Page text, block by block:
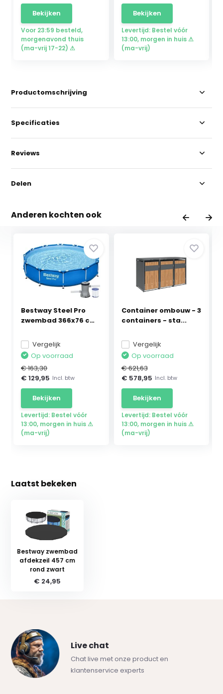
Bekijken
Voor 23:59 besteld,
morgenavond thuis
(ma-vrij 17-22) ⚠
Bekijken
Levertijd: Bestel vóór
13:00, morgen in huis ⚠
(ma-vrij)
Productomschrijving
Specificaties
Reviews
Delen
Anderen kochten ook
Bestway Steel Pro
zwembad 366x76 cm
Vergelijk
Op voorraad
€ 163,30
€ 129,95 Incl. btw
Bekijken
Levertijd: Bestel vóór
13:00, morgen in huis ⚠
(ma-vrij)
Container ombouw - 3
containers - sta...
Vergelijk
Op voorraad
€ 621,63
€ 578,95 Incl. btw
Bekijken
Levertijd: Bestel vóór
13:00, morgen in huis ⚠
(ma-vrij)
Laatst bekeken
Bestway zwembad
afdekzeil 457 cm
rond zwart
€ 24,95
Live chat
Chat live met onze product en
klantenservice experts